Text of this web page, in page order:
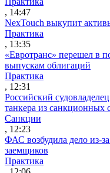
, 14:47
NexTouch выкупит
Практика
, 13:35
«Евротранс» перешел в
выпускам облигаций
Практика
, 12:31
Российский
танкера из санкционных
Санкции
, 12:23
ФАС возбудила дело из-
заемщиков
Практика